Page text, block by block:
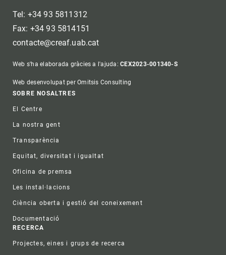
Tel: +34 93 5811312
Fax: +34 93 5814151
contacte@creaf.uab.cat
Web s'ha elaborada gràcies a l'ajuda:CEX2023-001340-S
Web desenvolupat per Omitsis Consulting
Footer
SOBRE NOSALTRES
El Centre
La nostra gent
Transparència
Equitat, diversitat i igualtat
Oficina de premsa
Les instal·lacions
Ciència oberta i gestió del coneixement
Documentació
RECERCA
Projectes, eines i grups de recerca